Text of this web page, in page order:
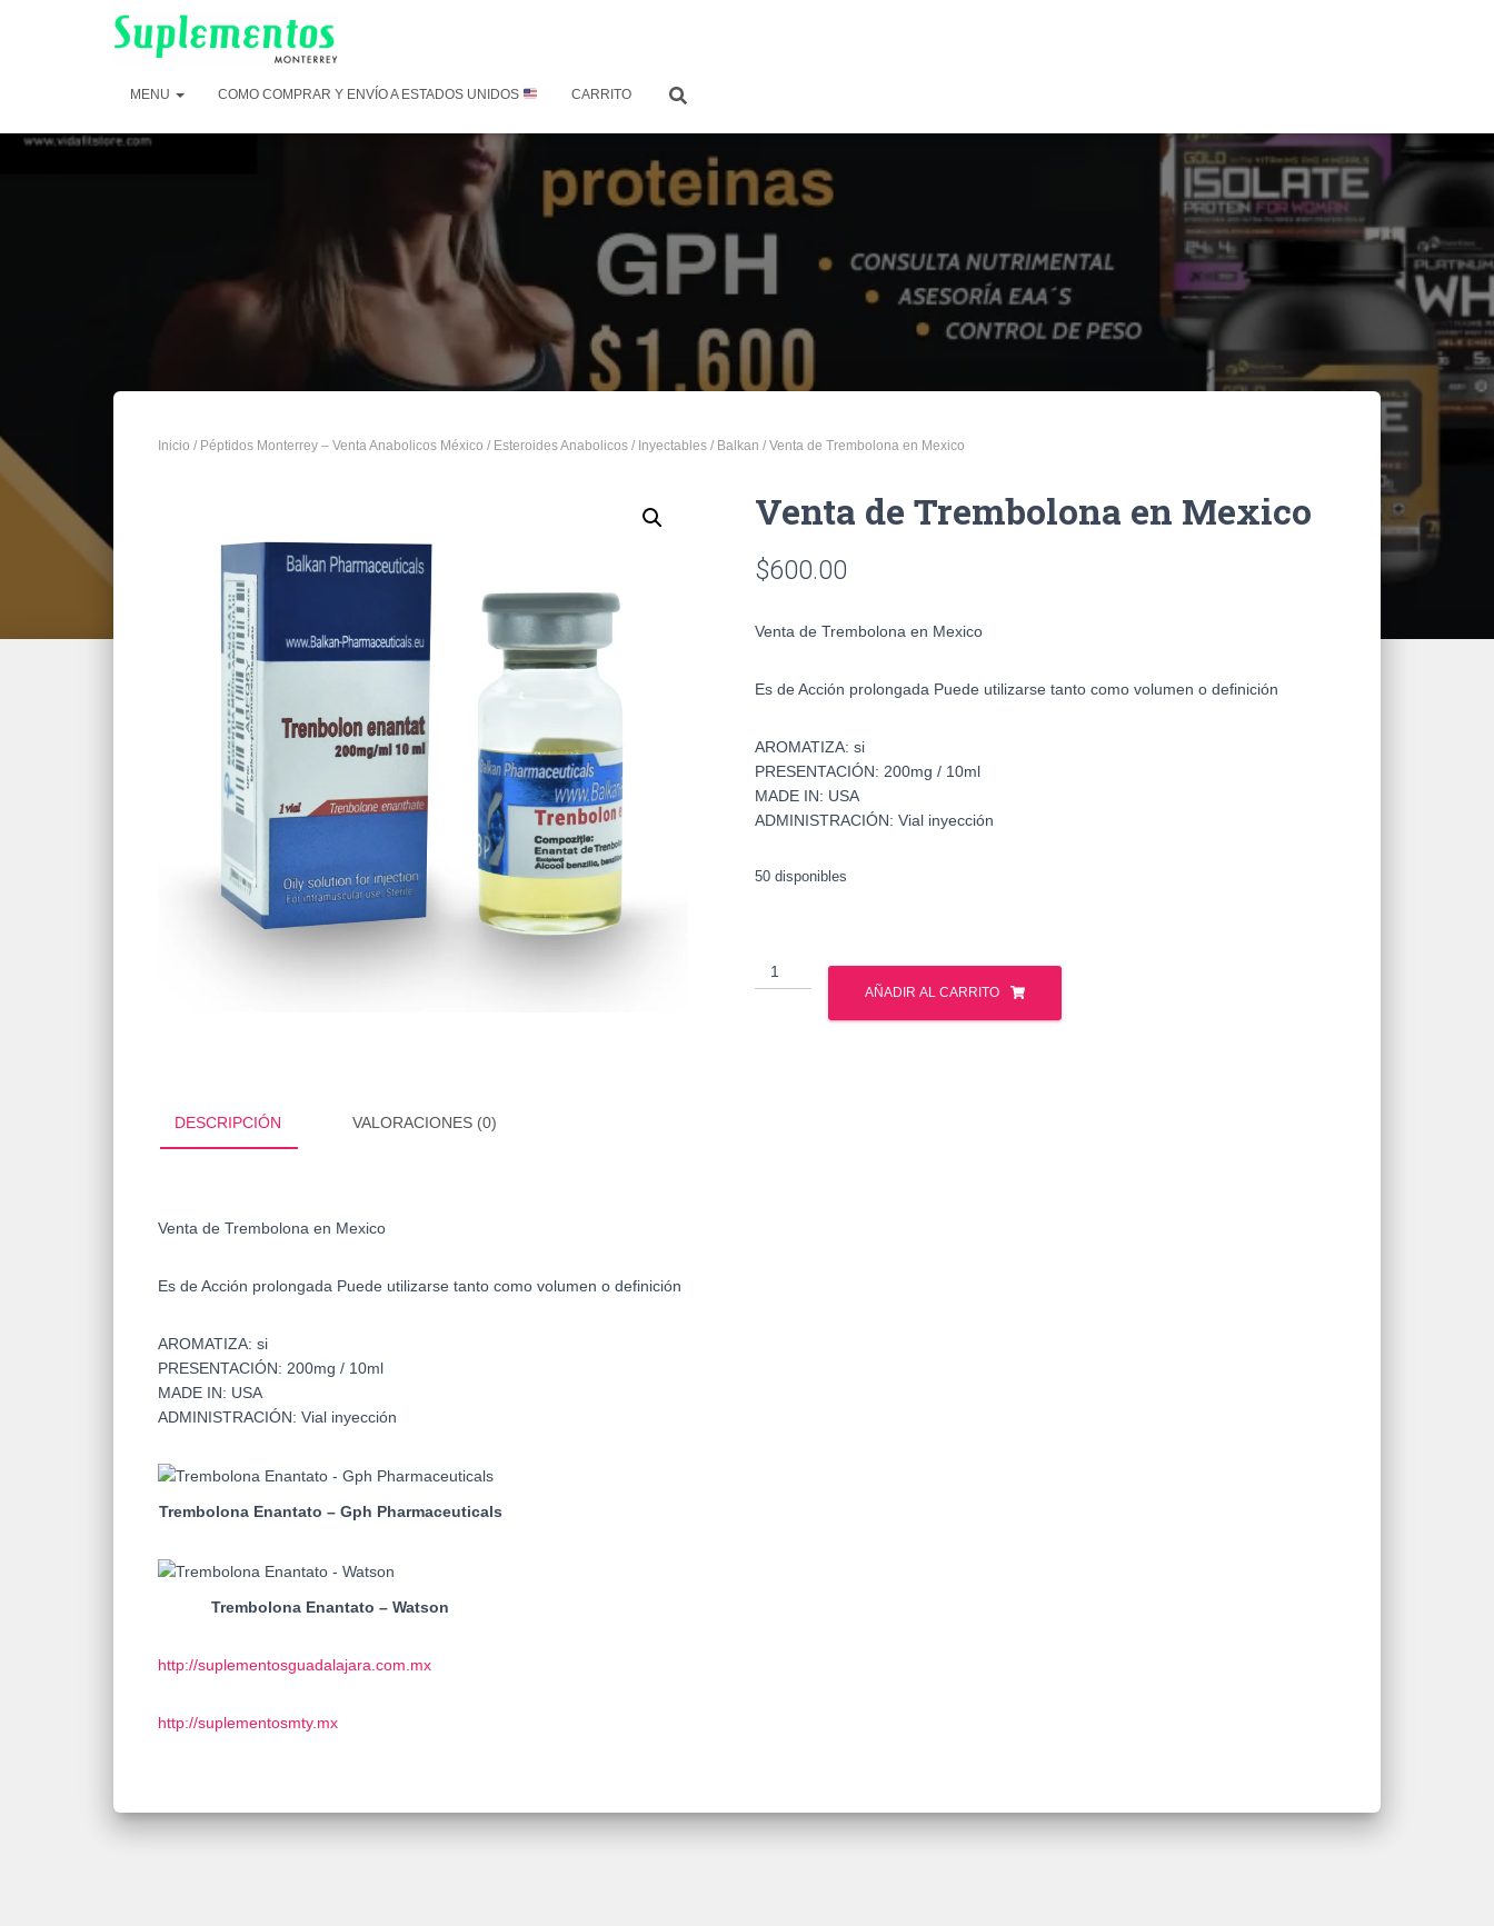
MENU COMO COMPRAR Y ENVÍO A ESTADOS UNIDOS CARRITO
Inicio / Péptidos Monterrey – Venta Anabolicos México / Esteroides Anabolicos / Inyectables / Balkan / Venta de Trembolona en Mexico
Venta de Trembolona en Mexico
$600.00
Venta de Trembolona en Mexico
Es de Acción prolongada Puede utilizarse tanto como volumen o definición
AROMATIZA: si
PRESENTACIÓN: 200mg / 10ml
MADE IN: USA
ADMINISTRACIÓN: Vial inyección
50 disponibles
Venta
de
Trembolona
AÑADIR AL CARRITO
DESCRIPCIÓN VALORACIONES (0)
Venta de Trembolona en Mexico
Es de Acción prolongada Puede utilizarse tanto como volumen o definición
AROMATIZA: si
PRESENTACIÓN: 200mg / 10ml
MADE IN: USA
ADMINISTRACIÓN: Vial inyección
Trembolona Enantato – Gph Pharmaceuticals
Trembolona Enantato – Watson
http://suplementosguadalajara.com.mx
http://suplementosmty.mx